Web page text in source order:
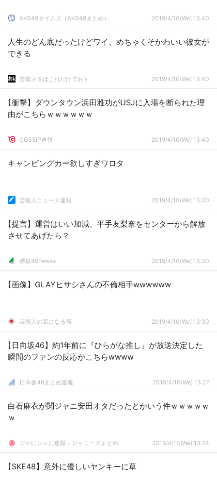
AKB48タイムズ（AKB48まとめ） 2019/4/10(We) 13:40
人生のどん底だったけどワイ、めちゃくそかわいい彼女が
できる
芸能ネタはこれだけでおｋ 2019/4/10(We) 13:40
【衝撃】ダウンタウン浜田雅功がUSJに入場を断られた理
由がこちらｗｗｗｗｗｗ
GOSSIP速報 2019/4/10(We) 13:40
キャンピングカー欲しすぎワロタ
芸能人ニュース速報 2019/4/10(We) 13:30
【提言】運営はいい加減、平手友梨奈をセンターから解放
させてあげたら？
欅坂46news+ 2019/4/10(We) 13:30
【画像】GLAYヒサシさんの不倫相手wwwwww
芸能人の気になる噂 2019/4/10(We) 13:30
【日向坂46】約1年前に『ひらがな推し』が放送決定した
瞬間のファンの反応がこちらwwww
日向坂46まとめ速報 2019/4/10(We) 13:27
白石麻衣が関ジャニ安田オタだったとかいう件ｗｗｗｗｗ
ｗ
ジャにジャに速報 - ジャニーズまとめ 2019/4/10(We) 13:24
【SKE48】意外に優しいヤンキーに草